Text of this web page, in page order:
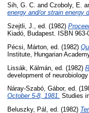
Sih, G. C. and Czoboly, E.
energy and/or strain energy
Szejtli, J., ed. (1982)
Kiadó, Budapest. ISBN 963-
Pécsi, Márton , ed. (1982)
Institute, Hungarian
Lissák, Kálmán , ed. (1982)
development of
Náray-Szabó, Gábor, ed.
October 5-8, 1981. Studies
Beluszky, Pál , ed. (1982)